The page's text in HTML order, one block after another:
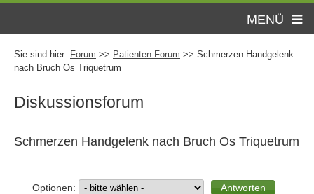
MENÜ
Sie sind hier: Forum >> Patienten-Forum >> Schmerzen Handgelenk
nach Bruch Os Triquetrum
Diskussionsforum
Schmerzen Handgelenk nach Bruch Os Triquetrum
Optionen: